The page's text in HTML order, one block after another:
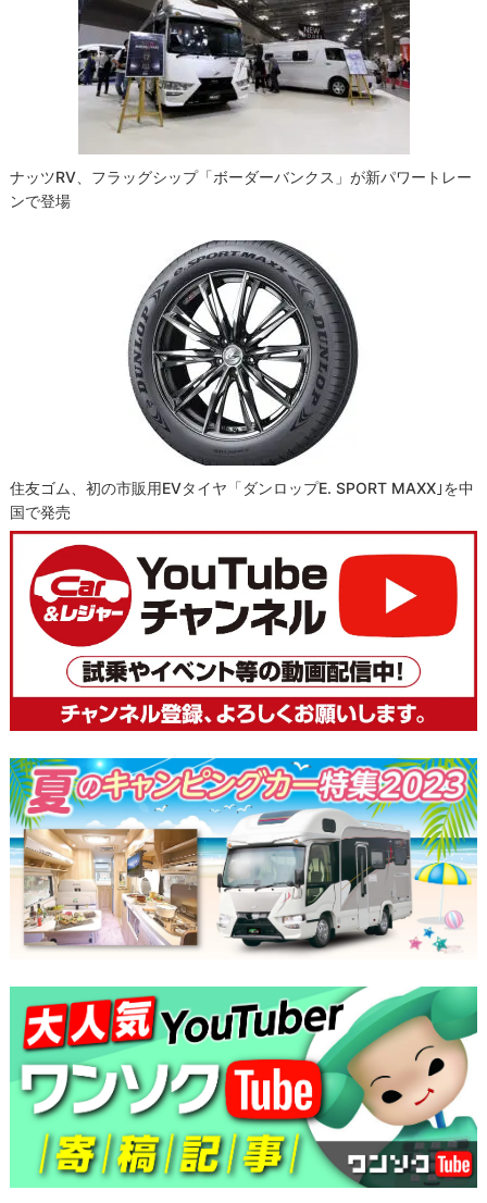
ナッツRV、フラッグシップ「ボーダーバンクス」が新パワートレー
ンで登場
住友ゴム、初の市販用EVタイヤ「ダンロップe. SPORT MAXX｣を中
国で発売